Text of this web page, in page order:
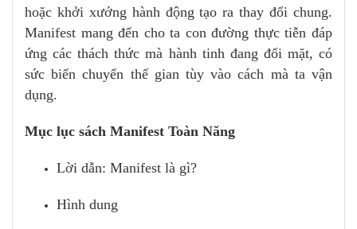
hoặc khởi xướng hành động tạo ra thay đổi chung.
Manifest mang đến cho ta con đường thực tiễn đáp
ứng các thách thức mà hành tinh đang đối mặt, có
sức biến chuyển thế gian tùy vào cách mà ta vận
dụng.
Mục lục sách Manifest Toàn Năng
Lời dẫn: Manifest là gì?
Hình dung